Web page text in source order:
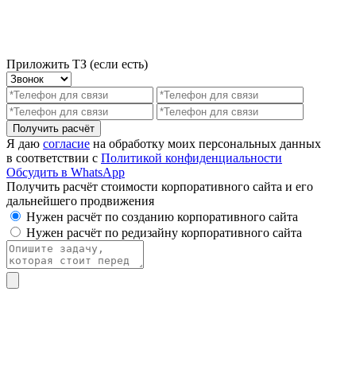
Приложить ТЗ (если есть)
Получить расчёт
Я даю согласие на обработку моих персональных данных
в соответствии с Политикой конфиденциальности
Обсудить в WhatsApp
Получить расчёт стоимости корпоративного сайта и его
дальнейшего продвижения
Нужен расчёт по созданию корпоративного сайта
Нужен расчёт по редизайну корпоративного сайта